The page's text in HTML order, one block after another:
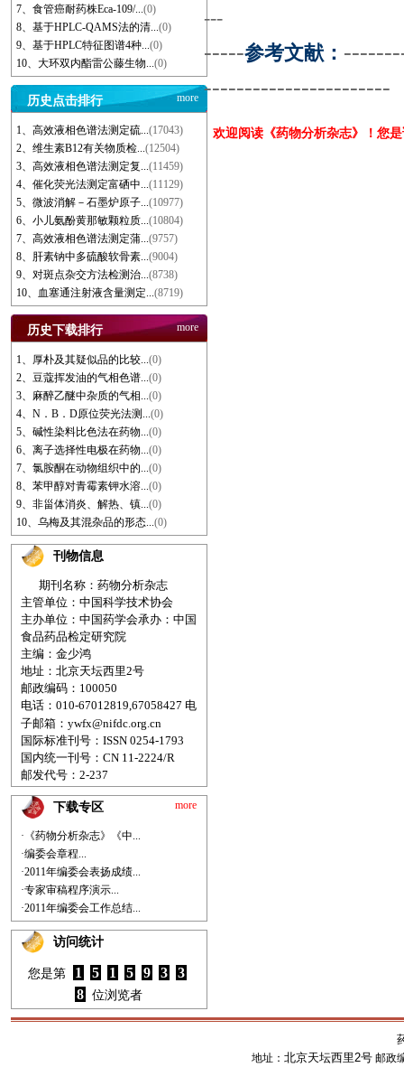
7、食管癌耐药株Eca-109/...(0)
8、基于HPLC-QAMS法的清...(0)
9、基于HPLC特征图谱4种...(0)
10、大环双内酯雷公藤生物...(0)
历史点击排行 more
1、高效液相色谱法测定硫...(17043)
2、维生素B12有关物质检...(12504)
3、高效液相色谱法测定复...(11459)
4、催化荧光法测定富硒中...(11129)
5、微波消解－石墨炉原子...(10977)
6、小儿氨酚黄那敏颗粒质...(10804)
7、高效液相色谱法测定蒲...(9757)
8、肝素钠中多硫酸软骨素...(9004)
9、对斑点杂交方法检测治...(8738)
10、血塞通注射液含量测定...(8719)
历史下载排行 more
1、厚朴及其疑似品的比较...(0)
2、豆蔻挥发油的气相色谱...(0)
3、麻醉乙醚中杂质的气相...(0)
4、N．B．D原位荧光法测...(0)
5、碱性染料比色法在药物...(0)
6、离子选择性电极在药物...(0)
7、氯胺酮在动物组织中的...(0)
8、苯甲醇对青霉素钾水溶...(0)
9、非甾体消炎、解热、镇...(0)
10、乌梅及其混杂品的形态...(0)
刊物信息
期刊名称：药物分析杂志
主管单位：中国科学技术协会
主办单位：中国药学会承办：中国
食品药品检定研究院
主编：金少鸿
地址：北京天坛西里2号
邮政编码：100050
电话：010-67012819,67058427 电
子邮箱： ywfx@nifdc.org.cn
国际标准刊号：ISSN 0254-1793
国内统一刊号：CN 11-2224/R
邮发代号：2-237
下载专区 more
·《药物分析杂志》《中...
·编委会章程...
·2011年编委会表扬成绩...
·专家审稿程序演示...
·2011年编委会工作总结...
访问统计
您是第 1 5 1 5 9 3
3
8 位浏览者
---
-----参考文献：
-----------------------
欢迎阅读《药物分析杂志》！您
地址： 北京天坛西里2号邮政